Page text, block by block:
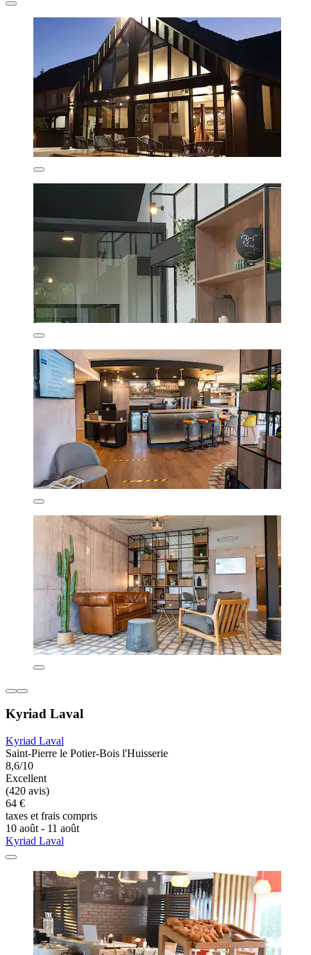
Kyriad Laval
Kyriad Laval
Saint-Pierre le Potier-Bois l'Huisserie
8,6/10
Excellent
(420 avis)
64 €
taxes et frais compris
10 août - 11 août
Kyriad Laval